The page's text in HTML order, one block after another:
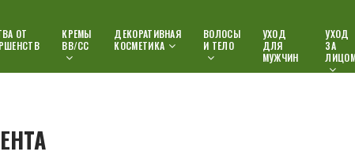
ОТ
КРЕМЫ
ВВ/СС
ДЕКОРАТИВНАЯ
КОСМЕТИКА
ВОЛОСЫ
И ТЕЛО
УХОД
ДЛЯ
МУЖЧИН
УХОД
ЗА